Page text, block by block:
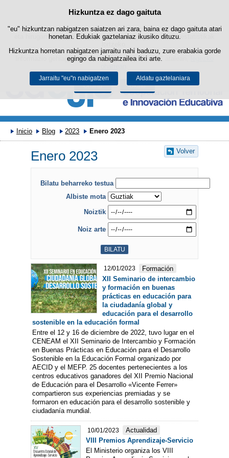
Cookie politika
Webgune honek berezko cookie-ak erabiltzen ditu nabigazioa errazteko
eta hirugarrenen cookie-ak erabilera- eta gogobetetasun-estatistikak
Informazio gehiago lor dezakezu gure "Cookie-ak" atalean,
Onartu Ukatu
Hizkuntza ez dago gaituta
"eu" hizkuntzan nabigatzen saiatzen ari zara, baina ez dago gaituta atari
honetan. Edukiak gaztelaniaz ikusiko dituzu.
Hizkuntza horretan nabigatzen jarraitu nahi baduzu, zure erabakia gorde
egingo da nabigatzailea itxi arte.
Jarraitu "eu"n nabigatzen Aldatu gaztelaniara
Edukira salto egin
Inicio Blog 2023 Enero 2023
Volver
Enero 2023
Bilatu beharreko testua
Albiste mota
Noiztik
Noiz arte
12/01/2023
Formación
XII Seminario de intercambio
y formación en buenas
prácticas en educación para
la ciudadanía global y
educación para el desarrollo
sostenible en la educación formal
Entre el 12 y 16 de diciembre de 2022, tuvo lugar en el
CENEAM el XII Seminario de Intercambio y Formación
en Buenas Prácticas en Educación para el Desarrollo
Sostenible en la Educación Formal organizado por
AECID y el MEFP. 25 docentes pertenecientes a los
centros educativos ganadores del XII Premio Nacional
de Educación para el Desarrollo «Vicente Ferrer»
compartieron sus experiencias premiadas y se
formaron en educación para el desarrollo sostenible y
ciudadanía mundial.
10/01/2023
Actualidad
VIII Premios Aprendizaje-Servicio
El Ministerio organiza los VIII